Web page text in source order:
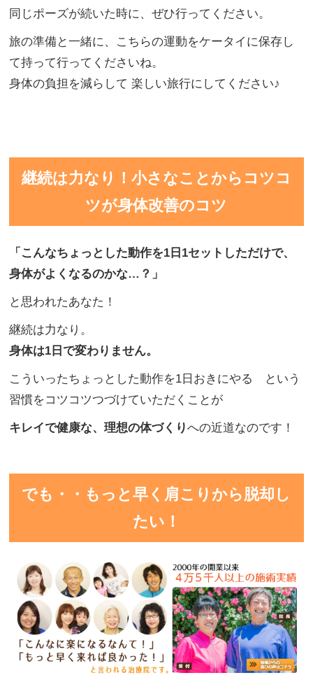
同じポーズが続いた時に、ぜひ行ってください。
旅の準備と一緒に、こちらの運動をケータイに保存し
て持って行ってくださいね。
身体の負担を減らして 楽しい旅行にしてください♪
継続は力なり！小さなことからコツコ
ツが身体改善のコツ
「こんなちょっとした動作を1日1セットしただけで、
身体がよくなるのかな… ？」
と思われたあなた！
継続は力なり。
身体は1日で変わりません。
こういったちょっとした動作を1日おきにやる という
習慣をコツコツつづけていただくことが
キレイで健康な、理想の体づくりへの近道なのです！
でも・・もっと早く肩こりから脱却し
たい！